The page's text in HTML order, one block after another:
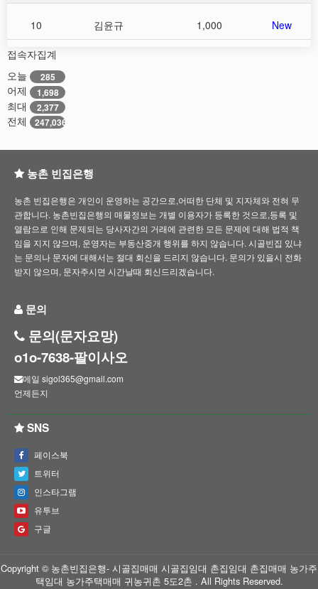
10 김윤규 1,000 New
접속자집계
오늘
285
어제 1,698
최대 2,377
전체 247,036
농촌 빈집은행
농촌 빈집은행은 개인이 운영하는 공간으로,어떠한 단체 및 지자체와 전혀 무
관합니다. 농촌빈집은행의 매물정보는 개별 이용자가 등록한 것으로,등록 및
열람으로 인해 문제되는 당사자간의 거래에 관련한 모든 문제에 대해 법적 책
임을 지지 않으며, 운영자는 부동산중개 행위를 하지 않습니다. 시골빈집 있냐
는 문의나 문자에 대해서는 절대 회신을 드리지 않습니다. 문의가 있을시 전화
받지 않으며, 문자주시면 시간날때 회신드리겠습니다.
문의
문의(문자요망)
o1o-7638-팔이사오
메일 sigol365@gmail.com
언제든지
SNS
페이스북
트위터
인스타그램
유투브
구글
Copyright © 농촌빈집은행- 시골집매매 시골집임대 촌집임대 촌집매매 농가주
택임대 농가주택매매 귀농귀촌 5도2촌 . All Rights Reserved.